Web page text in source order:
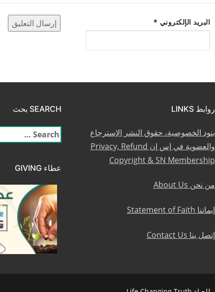
البريد الإلكتروني *
روابط LINKS
بنود الخصوصية، حقوق النشر الإسترجاع
والعضوية في إس إن Privacy, Refund
Copyright & SN Membership
من نحن About Us
إيماننا Statement of Faith
إتصل بنا Contact Us
SEARCH بحث
البحث
عن:
عطاء GIVING